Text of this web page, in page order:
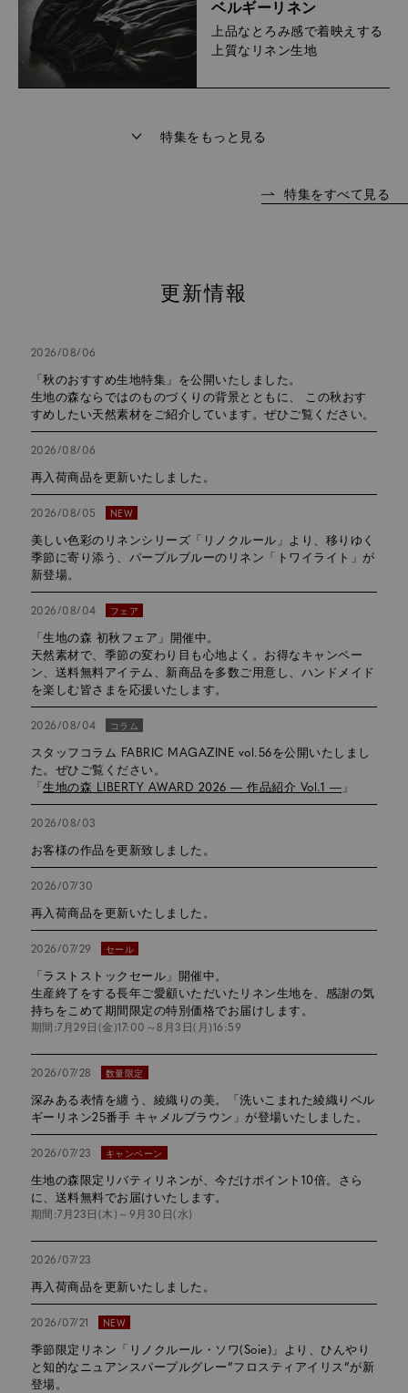
ベルギーリネン
上品なとろみ感で着映えする
上質なリネン生地
特集をもっと見る
特集をすべて見る
更新情報
2026/08/06
「秋のおすすめ生地特集」を公開いたしました。
生地の森ならではのものづくりの背景とともに、 この秋おす
すめしたい天然素材をご紹介しています。ぜひご覧ください。
2026/08/06
再入荷商品を更新いたしました。
2026/08/05 NEW
美しい色彩のリネンシリーズ「リノクルール」より、 移りゆく
季節に寄り添う、パープルブルーのリネン「トワイライト」が
新登場。
2026/08/04 フェア
「生地の森 初秋フェア」開催中。
天然素材で、季節の変わり目も心地よく。お得なキャンペー
ン、送料無料アイテム、新商品を多数ご用意し、ハンドメイド
を楽しむ皆さまを応援いたします。
2026/08/04 コラム
スタッフコラム FABRIC MAGAZINE vol.56を公開いたしまし
た。ぜひご覧ください。
「生地の森 LIBERTY AWARD 2026 ― 作品紹介 Vol.1 ― 」
2026/08/03
お客様の作品を更新致しました。
2026/07/30
再入荷商品を更新いたしました。
2026/07/29 セール
「ラストストックセール」開催中。
生産終了をする長年ご愛顧いただいたリネン生地を、感謝の気
持ちをこめて期間限定の特別価格でお届けします。
期間:7月29日(金)17:00～8月3日(月)16:59
2026/07/28 数量限定
深みある表情を纏う、綾織りの美。「洗いこまれた綾織りベル
ギーリネン25番手 キャメルブラウン」が登場いたしました。
2026/07/23 キャンペーン
生地の森限定リバティリネンが、今だけポイント10倍。さら
に、送料無料でお届けいたします。
期間:7月23日(木)～9月30日(水)
2026/07/23
再入荷商品を更新いたしました。
2026/07/21 NEW
季節限定リネン「リノクルール・ソワ(Soie)」より、ひんやり
と知的なニュアンスパープルグレー”フロスティアイリス”が新
登場。